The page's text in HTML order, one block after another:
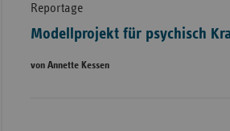
Reportage
Modellprojekt für psychisch
von Annette Kessen